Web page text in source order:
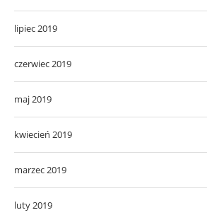
lipiec 2019
czerwiec 2019
maj 2019
kwiecień 2019
marzec 2019
luty 2019